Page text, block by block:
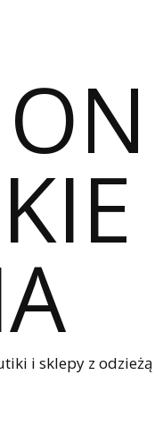
i sklepy z odzieżą